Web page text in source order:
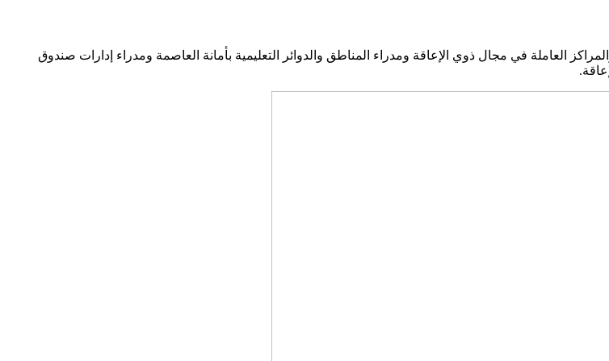
العاملة في مجال ذوي الإعاقة ومدراء المناطق والدوائر التعليمية بأمانة العاصمة ومدراء إدارات صندوق